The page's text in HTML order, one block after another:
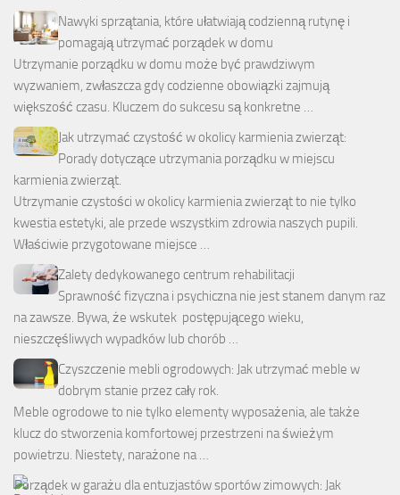
Nawyki sprzątania, które ułatwiają codzienną rutynę i
pomagają utrzymać porządek w domu
Utrzymanie porządku w domu może być prawdziwym
wyzwaniem, zwłaszcza gdy codzienne obowiązki zajmują
większość czasu. Kluczem do sukcesu są konkretne …
Jak utrzymać czystość w okolicy karmienia zwierząt:
Porady dotyczące utrzymania porządku w miejscu
karmienia zwierząt.
Utrzymanie czystości w okolicy karmienia zwierząt to nie tylko
kwestia estetyki, ale przede wszystkim zdrowia naszych pupili.
Właściwie przygotowane miejsce …
Zalety dedykowanego centrum rehabilitacji
Sprawność fizyczna i psychiczna nie jest stanem danym raz
na zawsze. Bywa, że wskutek postępującego wieku,
nieszczęśliwych wypadków lub chorób …
Czyszczenie mebli ogrodowych: Jak utrzymać meble w
dobrym stanie przez cały rok.
Meble ogrodowe to nie tylko elementy wyposażenia, ale także
klucz do stworzenia komfortowej przestrzeni na świeżym
powietrzu. Niestety, narażone na …
Porządek w garażu dla entuzjastów sportów zimowych: Jak